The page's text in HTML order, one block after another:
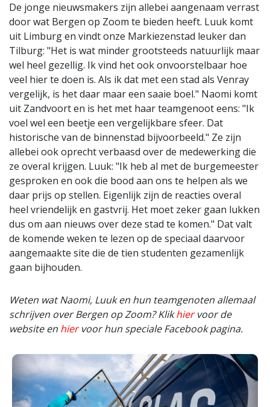
De jonge nieuwsmakers zijn allebei aangenaam verrast
door wat Bergen op Zoom te bieden heeft. Luuk komt
uit Limburg en vindt onze Markiezenstad leuker dan
Tilburg: "Het is wat minder grootsteeds natuurlijk maar
wel heel gezellig. Ik vind het ook onvoorstelbaar hoe
veel hier te doen is. Als ik dat met een stad als Venray
vergelijk, is het daar maar een saaie boel." Naomi komt
uit Zandvoort en is het met haar teamgenoot eens: "Ik
voel wel een beetje een vergelijkbare sfeer. Dat
historische van de binnenstad bijvoorbeeld." Ze zijn
allebei ook oprecht verbaasd over de medewerking die
ze overal krijgen. Luuk: "Ik heb al met de burgemeester
gesproken en ook die bood aan ons te helpen als we
daar prijs op stellen. Eigenlijk zijn de reacties overal
heel vriendelijk en gastvrij. Het moet zeker gaan lukken
dus om aan nieuws over deze stad te komen." Dat valt
de komende weken te lezen op de speciaal daarvoor
aangemaakte site die de tien studenten gezamenlijk
gaan bijhouden.
Weten wat Naomi, Luuk en hun teamgenoten allemaal
schrijven over Bergen op Zoom? Klikhiervoor de
website en hiervoor hun speciale Facebook pagina.